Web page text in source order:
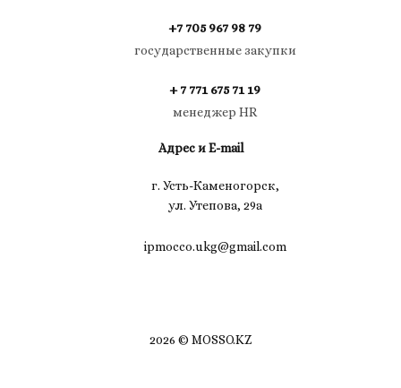
+7 705 967 98 79
государственные закупки
+ 7 771 675 71 19
менеджер HR
Адрес и E-mail
г. Усть-Каменогорск,
ул. Утепова, 29а
ipmocco.ukg@gmail.com
2026 © MOSSO.KZ